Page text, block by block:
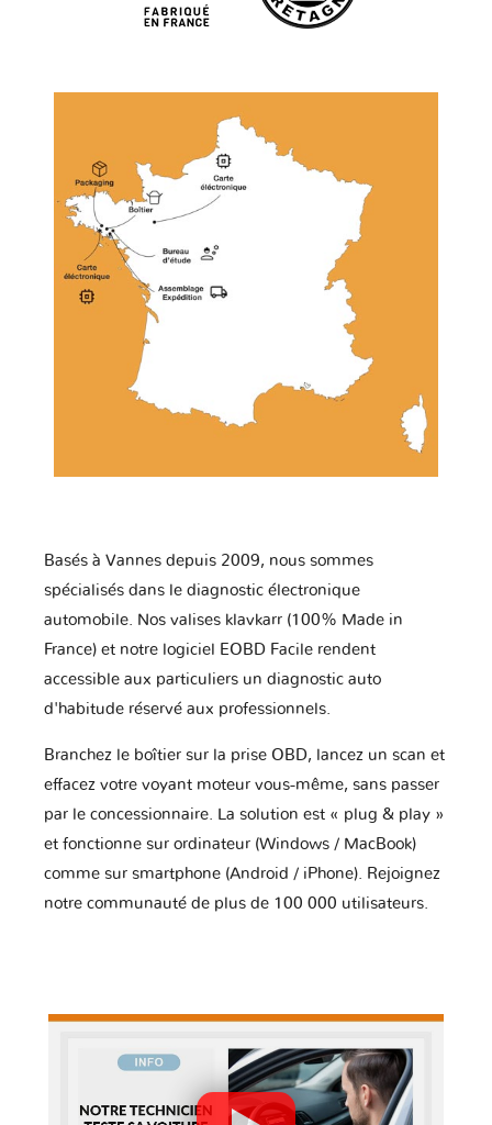
Basés à Vannes depuis 2009, nous sommes
spécialisés dans le diagnostic électronique
automobile. Nos valises klavkarr (100% Made in
France) et notre logiciel EOBD Facile rendent
accessible aux particuliers un diagnostic auto
d'habitude réservé aux professionnels.
Branchez le boîtier sur la prise OBD, lancez un scan et
effacez votre voyant moteur vous-même, sans passer
par le concessionnaire. La solution est « plug & play »
et fonctionne sur ordinateur (Windows / MacBook)
comme sur smartphone (Android / iPhone). Rejoignez
notre communauté de plus de 100 000 utilisateurs.